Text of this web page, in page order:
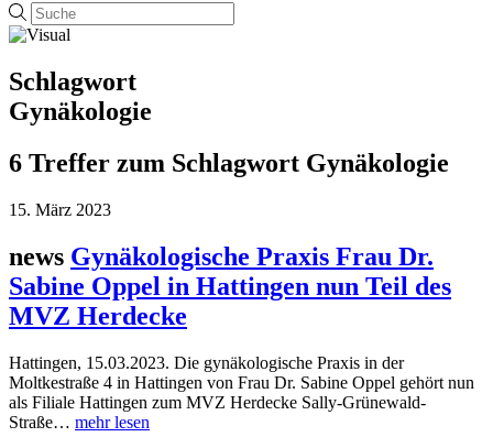
Schlagwort
Gynäkologie
6 Treffer zum Schlagwort Gynäkologie
15. März 2023
news Gynäkologische Praxis Frau Dr.
Sabine Oppel in Hattingen nun Teil des
MVZ Herdecke
Hattingen, 15.03.2023. Die gynäkologische Praxis in der
Moltkestraße 4 in Hattingen von Frau Dr. Sabine Oppel gehört nun
als Filiale Hattingen zum MVZ Herdecke Sally-Grünewald-
Straße… mehr lesen